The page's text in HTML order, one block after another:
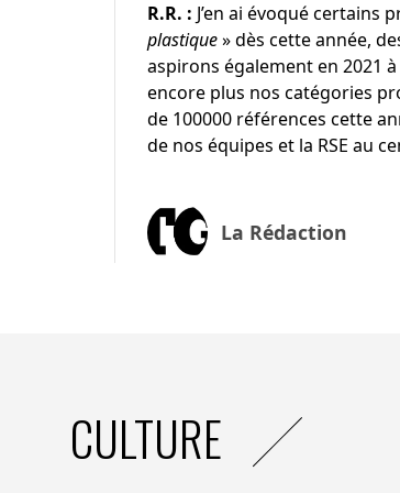
R.R. : J’en ai évoqué
plastique» dès cette année,
aspirons également en 2021
encore plus nos catégories
de 100000 références cette
de nos équipes et la RSE au
La Rédaction
CULTURE